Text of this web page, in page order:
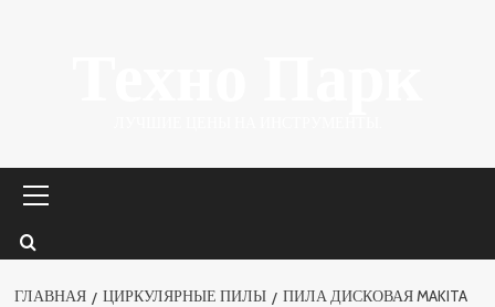
меню
ГЛАВНАЯ ЦИРКУЛЯРНЫЕ ПИЛЫ
ПИЛА ДИСКОВАЯ MAKITA